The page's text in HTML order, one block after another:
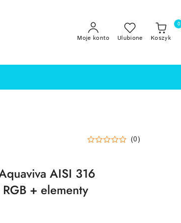
Moje konto Ulubione Koszyk
0
(0)
AISI 316
+ elementy